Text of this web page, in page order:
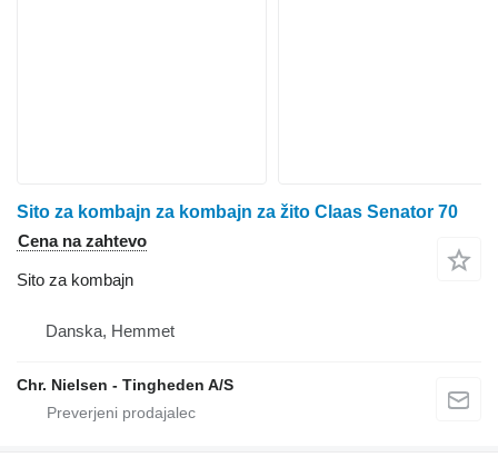
Sito za kombajn za kombajn za žito Claas Senator 70
Cena na zahtevo
Sito za kombajn
Danska, Hemmet
Chr. Nielsen - Tingheden A/S